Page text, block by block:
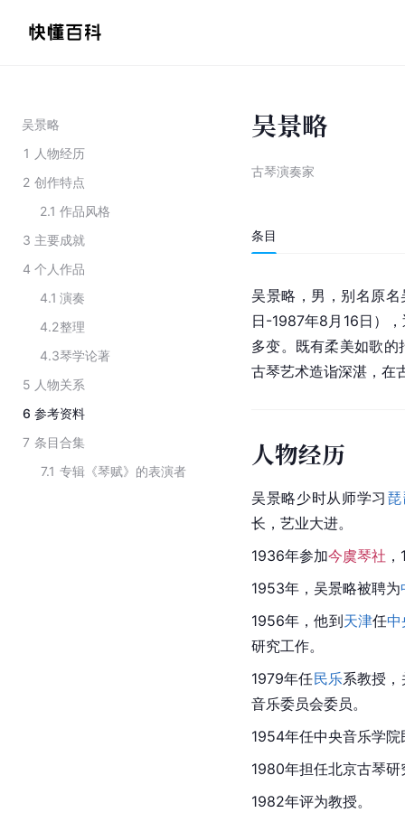
吴景略
1 人物经历
2 创作特点
2.1 作品风格
3 主要成就
4 个人作品
4.1 演奏
4.2整理
4.3琴学论著
5 人物关系
6 参考资料
7 条目合集
7.1 专辑《琴赋》的表演者
吴景略
古琴演奏家
条目
吴景略，男，别名原
日-1987年8月16日）
多变。既有柔美如歌
古琴艺术造诣深湛，在
人物经历
吴景略少时从师学习
长，艺业大进。
1936年参加今虞琴社
1953年，吴景略被聘为
1956年，他到天津任中
研究工作。
1979年任民乐系教授
音乐委员会委员。
1954年任中央音乐学
1980年担任北京古琴研
1982年评为教授。